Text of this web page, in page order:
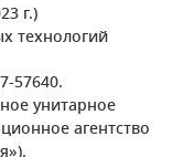
г.)
технологий
57640.
унитарное
агентство